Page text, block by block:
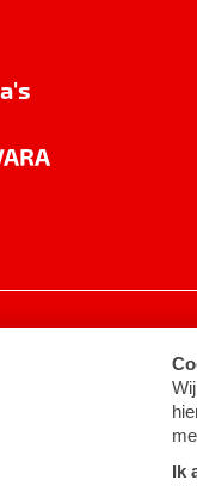
instellingen